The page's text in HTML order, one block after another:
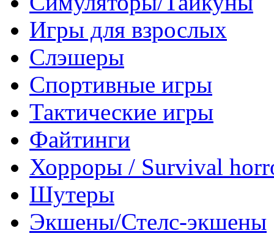
Игры для взрослых
Слэшеры
Спортивные игры
Тактические игры
Файтинги
Хорроры / Survival
Шутеры
Экшены/Стелс-экшены